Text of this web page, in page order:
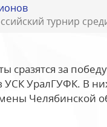
турнир
за
УСК УралГУФК. В
Челябинской